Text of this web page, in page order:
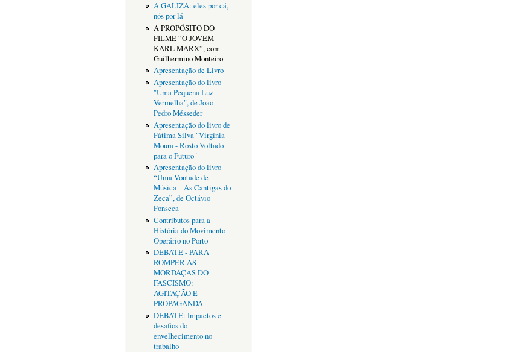
A GALIZA: eles por cá,
nós por lá
A PROPÓSITO DO
FILME “O JOVEM
KARL MARX”, com
Guilhermino Monteiro
Apresentação de Livro
Apresentação do livro
"Uma Pequena Luz
Vermelha", de João
Pedro Mésseder
Apresentação do livro de
Fátima Silva "Virgínia
Moura - Rosto Voltado
para o Futuro"
Apresentação do livro
“Uma Vontade de
Música – As Cantigas do
Zeca”, de Octávio
Fonseca
Contributos para a
História do Movimento
Operário no Porto
DEBATE - PARA
ROMPER AS
MORDAÇAS DO
FASCISMO:
AGITAÇÃO E
PROPAGANDA
DEBATE: Impactos e
desafios do
envelhecimento no
trabalho